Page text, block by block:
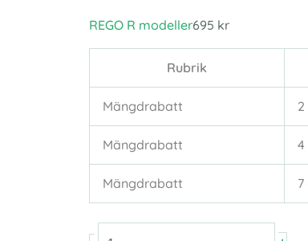
REGO R modeller695 kr
Rubrik
Mängdrabatt 2
Mängdrabatt 4
Mängdrabatt 7